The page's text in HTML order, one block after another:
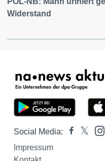
Widerstand
Social Media:
Impressum